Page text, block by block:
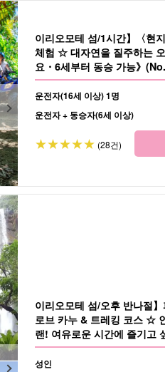
이리오모테 섬/1시간】〈현
체험 ☆ 대자연을 질주하는
요・6세부터 동승 가능》
운전자(16세 이상) 1명
운전자 + 동승자(6세 이상)
(28건)
이리오모테 섬/오후 반나절
로브 카누 & 트레킹 코스 ☆
랜! 여유로운 시간에 즐기고
(No.11)
성인